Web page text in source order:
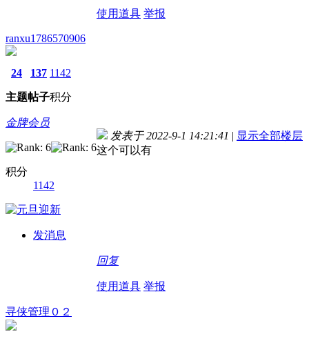
使用道具 举报
ranxu1786570906
24
主题
137
帖子
1142
积分
金牌会员
积分
1142
发消息
发表于 2022-9-1 14:21:41 | 显示全部楼层
这个可以有
回复
使用道具 举报
寻侠管理０２